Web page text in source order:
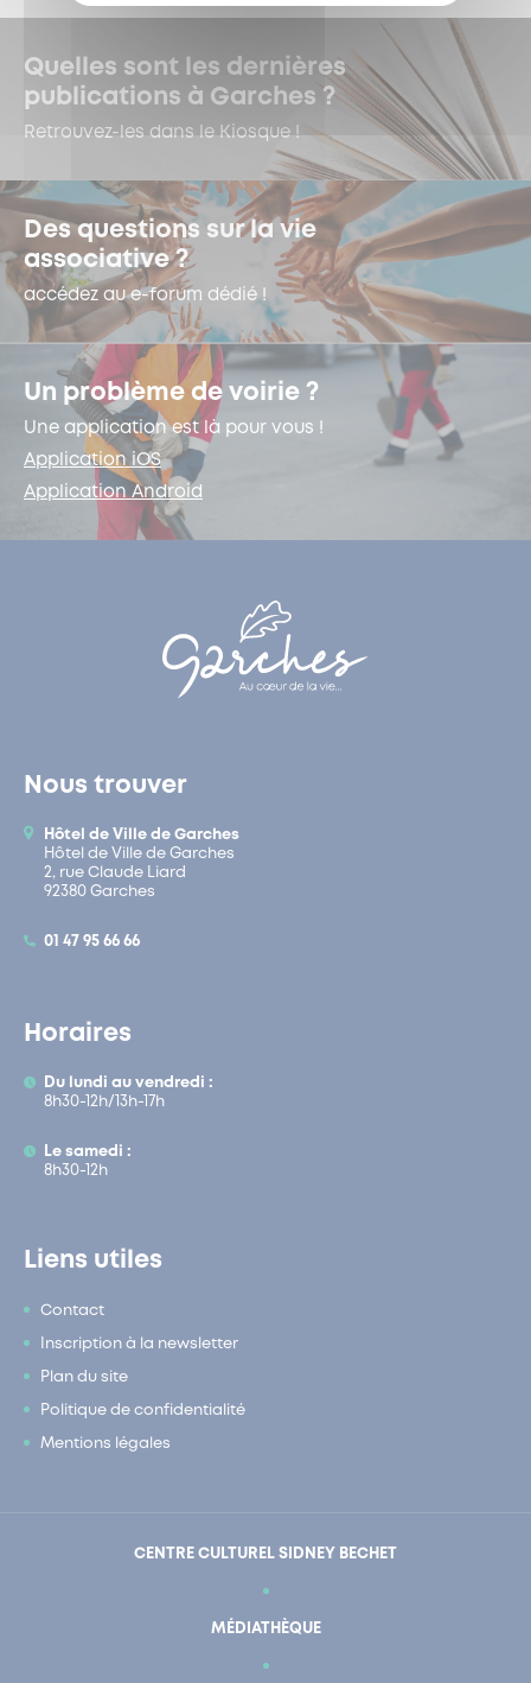
Quelles sont les dernières
publications à Garches ?
Retrouvez-les dans le Kiosque !
Des questions sur la vie
associative ?
accédez au e-forum dédié !
Un problème de voirie ?
Une application est là pour vous !
Application iOS
Application Android
Nous trouver
Hôtel de Ville de Garches
Hôtel de Ville de Garches
2, rue Claude Liard
92380 Garches
01 47 95 66 66
Horaires
Du lundi au vendredi :
8h30-12h/13h-17h
Le samedi :
8h30-12h
Liens utiles
Contact
Inscription à la newsletter
Plan du site
Politique de confidentialité
Mentions légales
CENTRE CULTUREL SIDNEY BECHET
MÉDIATHÈQUE